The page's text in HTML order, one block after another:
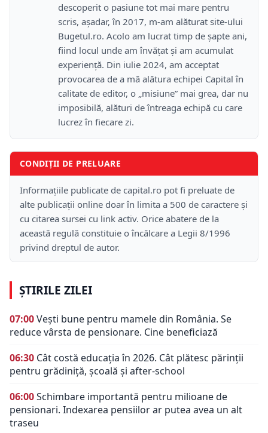
descoperit o pasiune tot mai mare pentru
scris, așadar, în 2017, m-am alăturat site-ului
Bugetul.ro. Acolo am lucrat timp de șapte ani,
fiind locul unde am învățat și am acumulat
experiență. Din iulie 2024, am acceptat
provocarea de a mă alătura echipei Capital în
calitate de editor, o „misiune” mai grea, dar nu
imposibilă, alături de întreaga echipă cu care
lucrez în fiecare zi.
CONDIȚII DE PRELUARE
Informațiile publicate de capital.ro pot fi preluate de
alte publicații online doar în limita a 500 de caractere și
cu citarea sursei cu link activ. Orice abatere de la
această regulă constituie o încălcare a Legii 8/1996
privind dreptul de autor.
ȘTIRILE ZILEI
07:00Vești bune pentru mamele din România. Se
reduce vârsta de pensionare. Cine beneficiază
06:30 Cât costă educația în 2026. Cât plătesc părinții
pentru grădiniță, școală și after-school
06:00Schimbare importantă pentru milioane de
pensionari. Indexarea pensiilor ar putea avea un alt
traseu